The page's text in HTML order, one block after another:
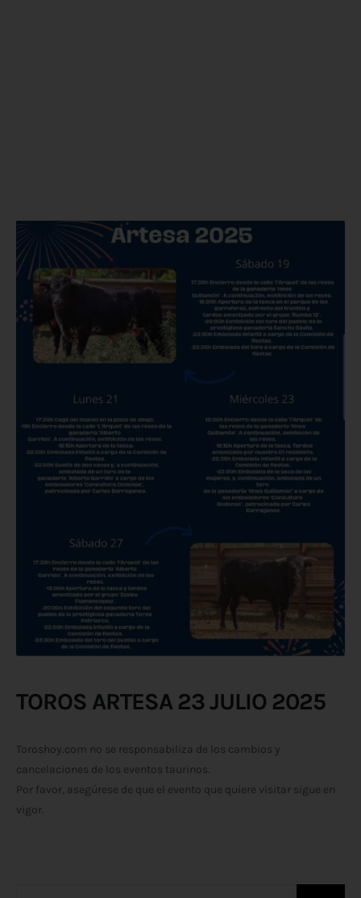
TOROS ARTESA 23 JULIO 2025
Toroshoy.com no se responsabiliza de los cambios y
cancelaciones de los eventos taurinos.
Por favor, asegúrese de que el evento que quiere visitar sigue en
vigor.